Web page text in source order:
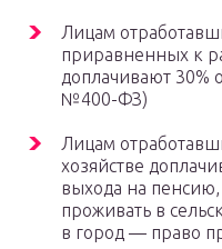
Лицам
приравненных к
доплачивают 30%
№400-ФЗ)
Лицам
хозяйстве
выхода на
проживать в
в город — право